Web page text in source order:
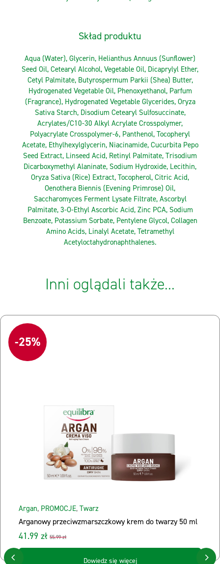
Skład produktu
Aqua (Water), Glycerin, Helianthus Annuus (Sunflower)
Seed Oil, Cetearyl Alcohol, Vegetable Oil, Dicaprylyl Ether,
Cetyl Palmitate, Butyrospermum Parkii (Shea) Butter,
Hydrogenated Vegetable Oil, Phenoxyethanol, Parfum
(Fragrance), Hydrogenated Vegetable Glycerides, Oryza
Sativa Starch, Disodium Cetearyl Sulfosuccinate,
Acrylates/C10-30 Alkyl Acrylate Crosspolymer,
Polyacrylate Crosspolymer-6, Panthenol, Tocopheryl
Acetate, Ethylhexylglycerin, Niacinamide, Cucurbita Pepo
Seed Extract, Linseed Acid, Retinyl Palmitate, Trisodium
Dicarboxymethyl Alaninate, Sodium Hydroxide, Lecithin,
Oryza Sativa (Rice) Extract, Tocopherol, Citric Acid,
Oenothera Biennis (Evening Primrose) Oil,
Saccharomyces Ferment Lysate Filtrate, Ascorbyl
Palmitate, 3-O-Ethyl Ascorbic Acid, Zinc PCA, Sodium
Benzoate, Potassium Sorbate, Pentylene Glycol, Collagen
Amino Acids, Linalyl Acetate, Tetramethyl
Acetyloctahydronaphthalenes.
Inni oglądali także...
-25%
Argan, PROMOCJE,Twarz
Arganowy przeciwzmarszczkowy krem do twarzy 50 ml
41.99 zł55.99 zł
Dowiedz się więcej